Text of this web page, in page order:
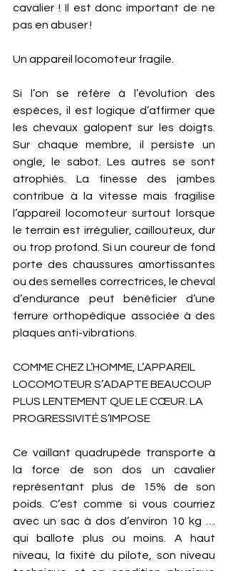
cavalier ! Il est donc important de ne
pas en abuser !
Un appareil locomoteur fragile.
Si l’on se réfère à l’évolution des
espèces, il est logique d’affirmer que
les chevaux galopent sur les doigts.
Sur chaque membre, il persiste un
ongle, le sabot. Les autres se sont
atrophiés. La finesse des jambes
contribue à la vitesse mais fragilise
l’appareil locomoteur surtout lorsque
le terrain est irrégulier, caillouteux, dur
ou trop profond. Si un coureur de fond
porte des chaussures amortissantes
ou des semelles correctrices, le cheval
d’endurance peut bénéficier d’une
ferrure orthopédique associée à des
plaques anti-vibrations.
COMME CHEZ L’HOMME, L’APPAREIL
LOCOMOTEUR S’ADAPTE BEAUCOUP
PLUS LENTEMENT QUE LE CŒUR. LA
PROGRESSIVITÉ S’IMPOSE
Ce vaillant quadrupède transporte à
la force de son dos un cavalier
représentant plus de 15% de son
poids. C’est comme si vous courriez
avec un sac à dos d’environ 10 kg …
qui ballote plus ou moins. A haut
niveau, la fixité du pilote, son niveau